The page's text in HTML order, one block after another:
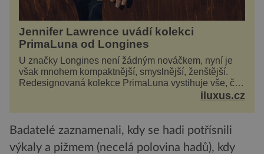
Jennifer Lawrence uvádí kolekci
PrimaLuna od Longines
U značky Longines není žádným nováčkem, nyní je
však mnohem kompaktnější, smyslnější, ženštější.
Redesignovaná kolekce PrimaLuna vystihuje vše, čím
je značka Longines dnes a čím byla i před stoiluxus.cz
Badatelé zaznamenali, kdy se hadi potřísnili
výkaly a pižmem (necelá polovina hadů), kdy